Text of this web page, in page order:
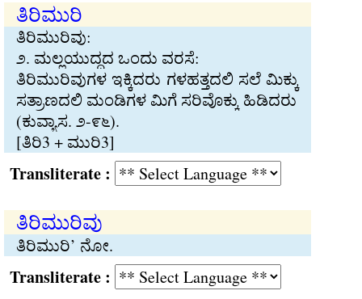
ತಿರಿಮುರಿ
ತಿರಿಮುರಿವು:
೨. ಮಲ್ಲಯುದ್ಧದ ಒಂದು ವರಸೆ:
ತಿರಿಮುರಿವುಗಳ ಇಕ್ಕಿದರು ಗಳಹತ್ತದಲಿ ಸಲೆ ಮಿಕ್ಕು
ಸತ್ರಾಣದಲಿ ಮಂಡಿಗಳ ಮಿಗೆ ಸರಿವೊಕ್ಕು ಹಿಡಿದರು
(ಕುವ್ಯಾಸ. ೨-೯೬).
[ತಿರಿ3 + ಮುರಿ3]
:
ತಿರಿಮುರಿವು
ತಿರಿಮುರಿ’ ನೋ.
: